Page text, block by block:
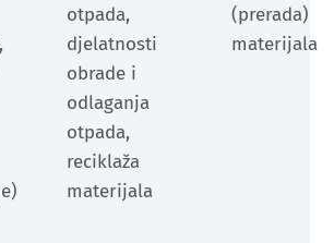
otpada,
djelatnosti
obrade i
odlaganja
otpada,
reciklaža
materijala
(prerada)
materijala